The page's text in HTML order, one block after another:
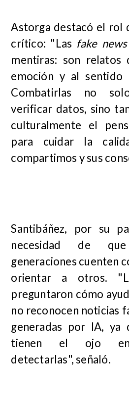
Astorga destacó el rol
crítico: "Las fake news
mentiras: son relatos
emoción y al sentido
Combatirlas no
verificar datos, sino
culturalmente el
para cuidar la
compartimos y sus
Santibáñez, por su
necesidad de
generaciones cuenten
orientar a otros.
preguntaron cómo
no reconocen noticias
generadas por IA, ya
tienen el ojo
detectarlas", señaló.